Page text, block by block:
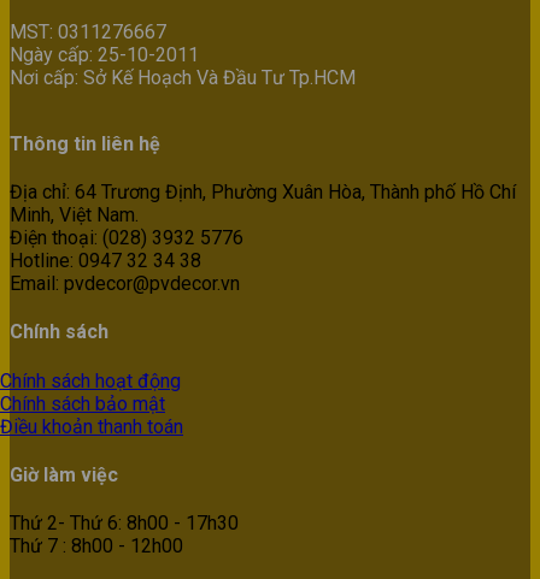
MST: 0311276667
Ngày cấp: 25-10-2011
Nơi cấp: Sở Kế Hoạch Và Đầu Tư Tp.HCM
Thông tin liên hệ
Địa chỉ: 64 Trương Định, Phường Xuân Hòa, Thành phố Hồ Chí
Minh, Việt Nam.
Điện thoại: (028) 3932 5776
Hotline: 0947 32 34 38
Email: pvdecor@pvdecor.vn
Chính sách
Chính sách hoạt động
Chính sách bảo mật
Điều khoản thanh toán
Giờ làm việc
Thứ 2- Thứ 6: 8h00 - 17h30
Thứ 7 : 8h00 - 12h00